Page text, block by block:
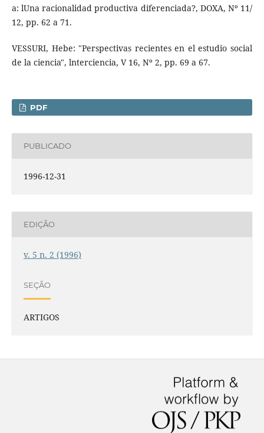
a: lUna racionalidad productiva diferenciada?, DOXA, Nº 11/
12, pp. 62 a 71.
VESSURI, Hebe: "Perspectivas recientes en el estudio social
de la ciencia", lnterciencia, V 16, Nº 2, pp. 69 a 67.
PDF
PUBLICADO
1996-12-31
EDIÇÃO
v. 5 n. 2 (1996)
SEÇÃO
ARTIGOS